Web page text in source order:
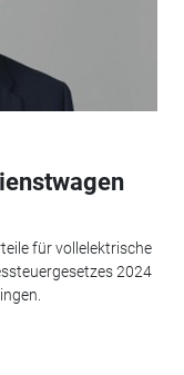
für vollelektrische
2024